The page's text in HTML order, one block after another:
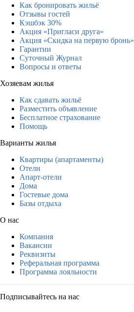
Как бронировать жильё
Отзывы гостей
Кэшбэк 30%
Акция «Пригласи друга»
Акция «Скидка на первую бронь»
Гарантии
Суточный Журнал
Вопросы и ответы
Хозяевам жилья
Как сдавать жильё
Разместить объявление
Бесплатное страхование
Помощь
Варианты жилья
Квартиры (апартаменты)
Отели
Апарт-отели
Дома
Гостевые дома
Базы отдыха
О нас
Компания
Вакансии
Реквизиты
Реферальная программа
Программа лояльности
Подписывайтесь на нас